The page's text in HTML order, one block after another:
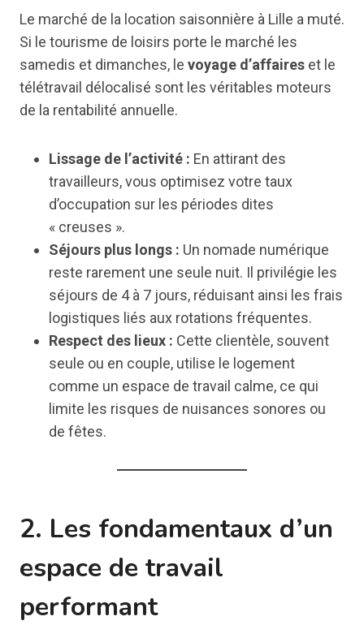
Le marché de la location saisonnière à Lille a muté.
Si le tourisme de loisirs porte le marché les
samedis et dimanches, le voyage d’affaires et le
télétravail délocalisé sont les véritables moteurs
de la rentabilité annuelle.
Lissage de l’activité : En attirant des
travailleurs, vous optimisez votre taux
d’occupation sur les périodes dites
« creuses ».
Séjours plus longs : Un nomade numérique
reste rarement une seule nuit. Il privilégie les
séjours de 4 à 7 jours, réduisant ainsi les frais
logistiques liés aux rotations fréquentes.
Respect des lieux : Cette clientèle, souvent
seule ou en couple, utilise le logement
comme un espace de travail calme, ce qui
limite les risques de nuisances sonores ou
de fêtes.
2. Les fondamentaux d’un
espace de travail
performant